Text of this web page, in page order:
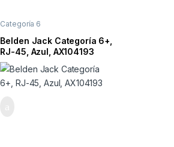
Categoría 6
Belden Jack Categoría 6+,
RJ-45, Azul, AX104193